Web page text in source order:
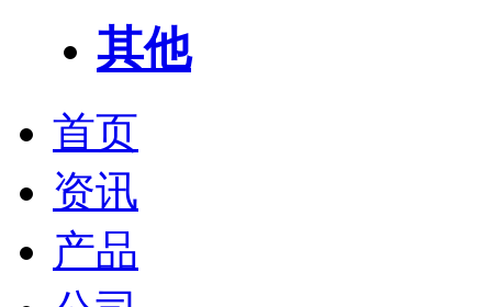
其他
首页
资讯
产品